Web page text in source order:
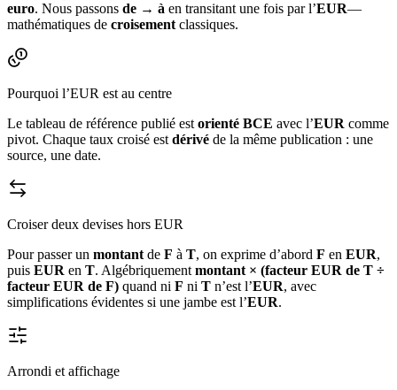
euro. Nous passons de → à en transitant une fois par l’EUR—
mathématiques de croisement classiques.
Pourquoi l’EUR est au centre
Le tableau de référence publié est orienté BCE avec l’EUR comme
pivot. Chaque taux croisé est dérivé de la même publication : une
source, une date.
Croiser deux devises hors EUR
Pour passer un montant de F à T, on exprime d’abord F en EUR,
puis EUR en T. Algébriquement montant × (facteur EUR de T ÷
facteur EUR de F) quand ni F ni T n’est l’EUR, avec
simplifications évidentes si une jambe est l’EUR.
Arrondi et affichage